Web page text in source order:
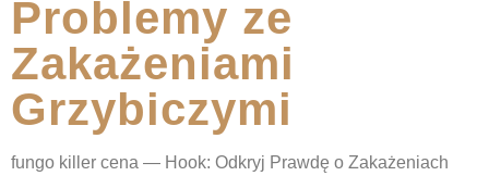
Problemy ze
Zakażeniami
Grzybiczymi
fungo killer cena — Hook: Odkryj Prawdę o Zakażeniach